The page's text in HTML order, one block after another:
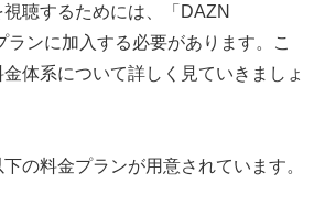
聴するためには、「DAZN
ランに加入する必要があります。こ
体系について詳しく見ていきましょ
の料金プランが用意されています。